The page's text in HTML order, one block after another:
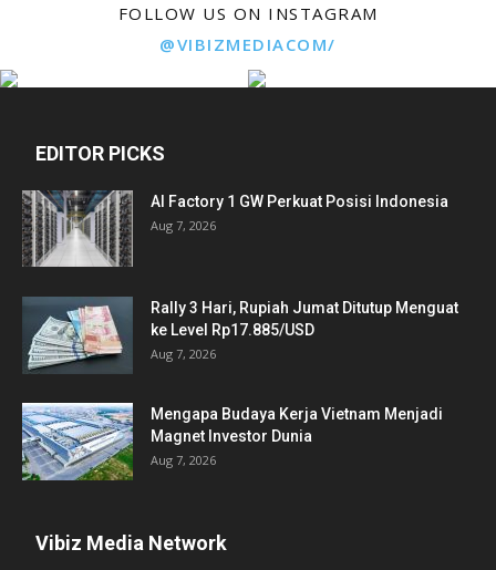
FOLLOW US ON INSTAGRAM
@VIBIZMEDIACOM/
EDITOR PICKS
AI Factory 1 GW Perkuat Posisi Indonesia
Aug 7, 2026
Rally 3 Hari, Rupiah Jumat Ditutup Menguat
ke Level Rp17.885/USD
Aug 7, 2026
Mengapa Budaya Kerja Vietnam Menjadi
Magnet Investor Dunia
Aug 7, 2026
Vibiz Media Network